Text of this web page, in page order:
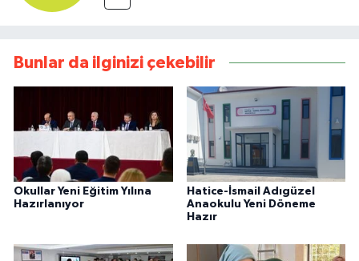
Bunlar da ilginizi çekebilir
Okullar Yeni Eğitim Yılına
Hazırlanıyor
Hatice-İsmail Adıgüzel
Anaokulu Yeni Döneme
Hazır